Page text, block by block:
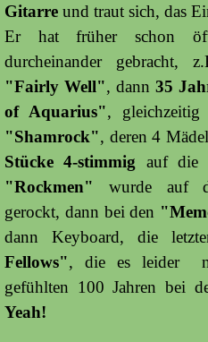
Gitarre und traut sich, das
Er hat früher schon
durcheinander
"Fairly Well", dann 35
of Aquarius",
"Shamrock", deren 4
Stücke 4-stimmig auf die
"Rockmen" wurde auf
gerockt, dann bei den
dann Keyboard, die
Fellows", die es leider
gefühlten 100 Jahren bei
Yeah!